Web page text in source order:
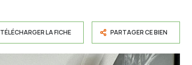
TÉLÉCHARGER LA FICHE PARTAGER CE BIEN